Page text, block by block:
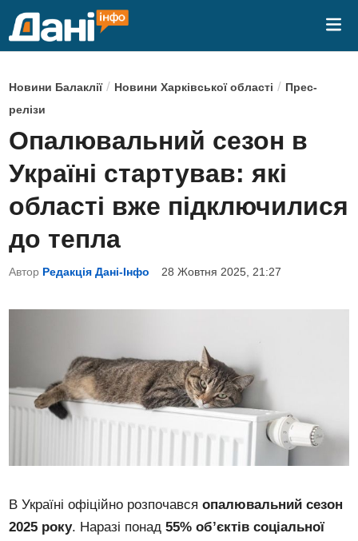
P
o
s
t
e
d
n
Новини Балаклії/ Новини Харківської області / Прес-
релізи
Опалювальний сезон в
Україні стартував: які
області вже підключилися
до тепла
Автор Редакція Дані-Інфо 28 Жовтня 2025, 21:27
В Україні офіційно розпочавсяопалювальний сезон
2025 року. Наразі понад55% об’єктів соціальної